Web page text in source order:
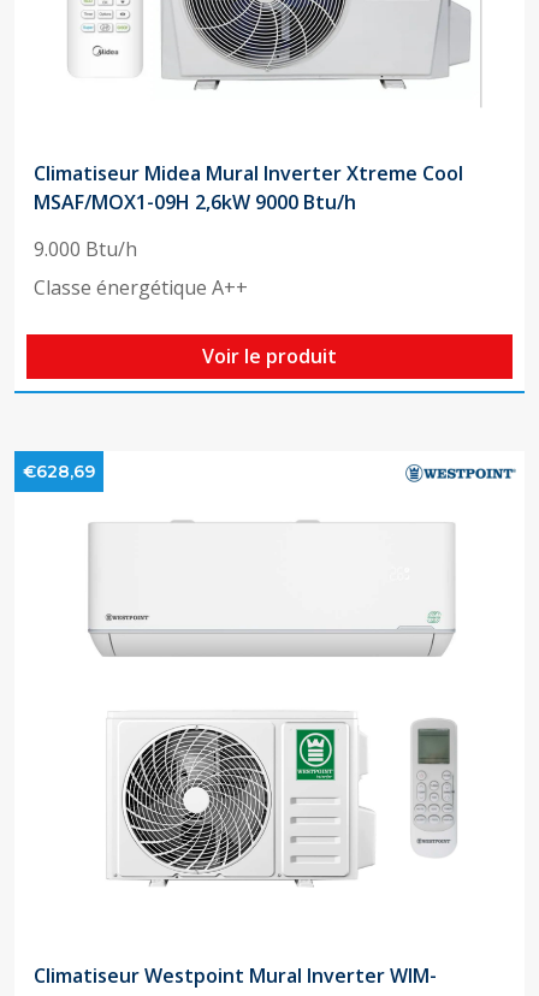
Climatiseur Midea Mural Inverter Xtreme Cool
MSAF/MOX1-09H 2,6kW 9000 Btu/h
9.000 Btu/h
Classe énergétique A++
Voir le produit
€628,69
Climatiseur Westpoint Mural Inverter WIM-